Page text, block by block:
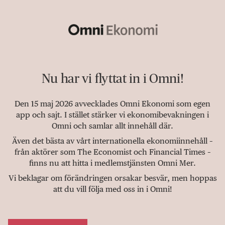
Nu har vi flyttat in i Omni!
Den 15 maj 2026 avvecklades Omni Ekonomi som egen
app och sajt. I stället stärker vi ekonomibevakningen i
Omni och samlar allt innehåll där.
Även det bästa av vårt internationella ekonomiinnehåll –
från aktörer som The Economist och Financial Times –
finns nu att hitta i medlemstjänsten Omni Mer.
Vi beklagar om förändringen orsakar besvär, men hoppas
att du vill följa med oss in i Omni!